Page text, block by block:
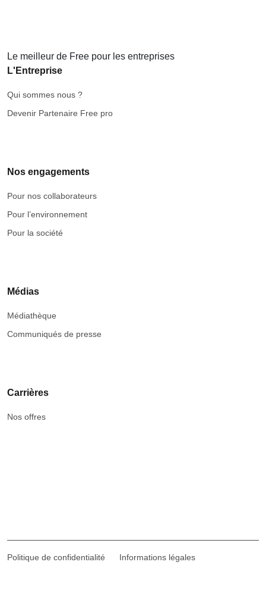
Le meilleur de Free pour les entreprises
L'Entreprise
Qui sommes nous ?
Devenir Partenaire Free pro
Nos engagements
Pour nos collaborateurs
Pour l’environnement
Pour la société
Médias
Médiathèque
Communiqués de presse
Carrières
Nos offres
Politique de confidentialité Informations légales